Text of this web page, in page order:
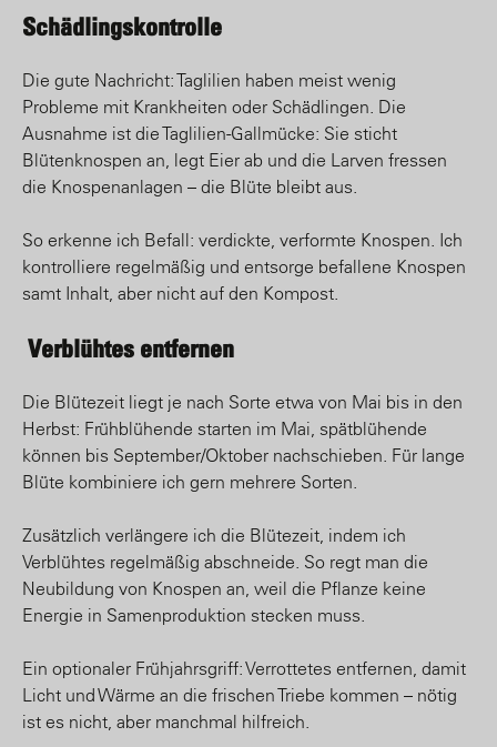
Schädlingskontrolle
Die gute Nachricht: Taglilien haben meist wenig
Probleme mit Krankheiten oder Schädlingen. Die
Ausnahme ist die Taglilien-Gallmücke: Sie sticht
Blütenknospen an, legt Eier ab und die Larven fressen
die Knospenanlagen – die Blüte bleibt aus.
So erkenne ich Befall: verdickte, verformte Knospen. Ich
kontrolliere regelmäßig und entsorge befallene Knospen
samt Inhalt, aber nicht auf den Kompost.
Verblühtes entfernen
Die Blütezeit liegt je nach Sorte etwa von Mai bis in den
Herbst: Frühblühende starten im Mai, spätblühende
können bis September/Oktober nachschieben. Für lange
Blüte kombiniere ich gern mehrere Sorten.
Zusätzlich verlängere ich die Blütezeit, indem ich
Verblühtes regelmäßig abschneide. So regt man die
Neubildung von Knospen an, weil die Pflanze keine
Energie in Samenproduktion stecken muss.
Ein optionaler Frühjahrsgriff: Verrottetes entfernen, damit
Licht und Wärme an die frischen Triebe kommen – nötig
ist es nicht, aber manchmal hilfreich.